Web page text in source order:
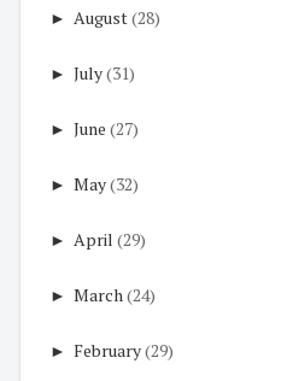
► August(28)
► July(31)
► June (27)
► May(32)
► April (29)
► March(24)
► February(29)